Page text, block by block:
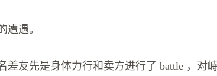
遭遇。
差友先是身体力行和卖方进行了 battle ，对